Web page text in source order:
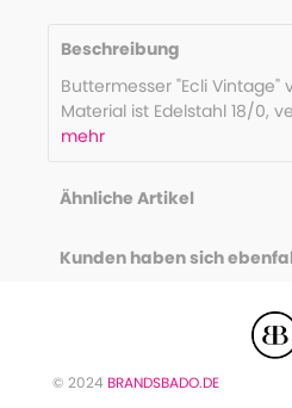
Beschreibung
Buttermesser "Ecli Vintage"
Material ist Edelstahl 18/0,
mehr
Ähnliche Artikel
Kunden haben sich
© 2024 BRANDSBADO.DE